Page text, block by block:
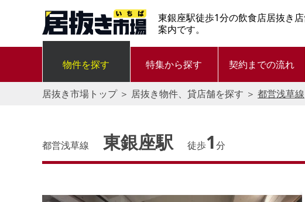
東銀座駅徒歩1分の飲食店居抜き
案内です。
物件を探す 特集から探す 契約までの流れ
居抜き市場トップ＞ 居抜き物件、貸店舗を探す ＞ 都営浅草線
都営浅草線 東銀座駅 徒歩1分